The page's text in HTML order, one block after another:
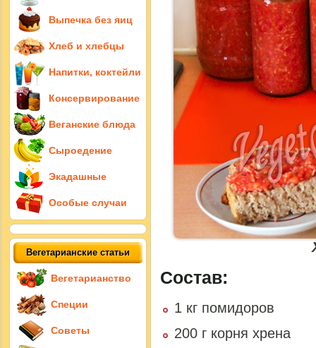
Состав:
1 кг помидоров
200 г корня хрена
Выпечка без яиц
Хлеб и хлебцы
Напитки, коктейли
Консервирование
Веганские блюда
Сыроедение
Экадашные
Особые случаи
Вегетарианские статьи
Вегетарианство
Специи
Советы